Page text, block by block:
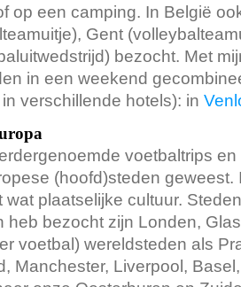
op een camping. In België
Gent
bezocht. Met
in een weekend
verschillende hotels): in
voetbaltrips
(hoofd)steden geweest.
wat plaatselijke cultuur.
heb bezocht zijn Londen,
voetbal) wereldsteden als
Manchester, Liverpool,